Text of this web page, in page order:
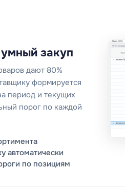
закуп
дают 80%
формируется
период и текущих
порог по каждой
автоматически
по позициям